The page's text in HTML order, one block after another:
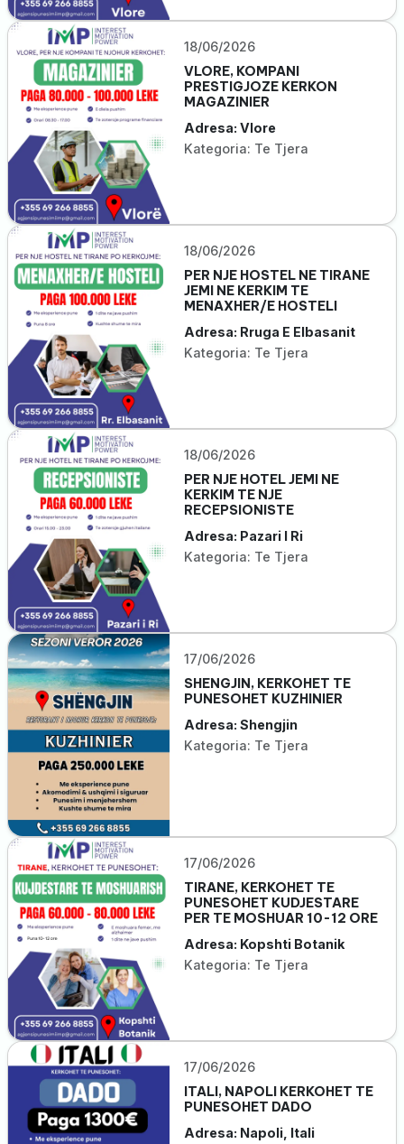
18/06/2026
VLORE, KOMPANI
PRESTIGJOZE KERKON
MAGAZINIER
Adresa: Vlore
Kategoria: Te Tjera
18/06/2026
PER NJE HOSTEL NE TIRANE
JEMI NE KERKIM TE
MENAXHER/E HOSTELI
Adresa: Rruga E Elbasanit
Kategoria: Te Tjera
18/06/2026
PER NJE HOTEL JEMI NE
KERKIM TE NJE
RECEPSIONISTE
Adresa: Pazari I Ri
Kategoria: Te Tjera
17/06/2026
SHENGJIN, KERKOHET TE
PUNESOHET KUZHINIER
Adresa: Shengjin
Kategoria: Te Tjera
17/06/2026
TIRANE, KERKOHET TE
PUNESOHET KUDJESTARE
PER TE MOSHUAR 10-12 ORE
Adresa: Kopshti Botanik
Kategoria: Te Tjera
17/06/2026
ITALI, NAPOLI KERKOHET TE
PUNESOHET DADO
Adresa: Napoli, Itali